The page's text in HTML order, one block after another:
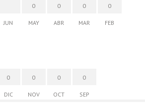
JUN
0
MAY
0
ABR
0
MAR
0
FEB
0
DIC
0
NOV
0
OCT
0
SEP